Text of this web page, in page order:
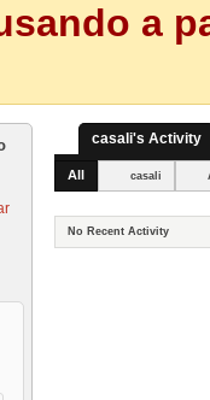
a
casali's Activity
All casali
No Recent Activity